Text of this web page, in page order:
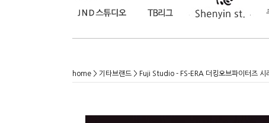
home > 기타브랜드 > Fuji Studio - FS-ERA 더킹오브파이터즈 시